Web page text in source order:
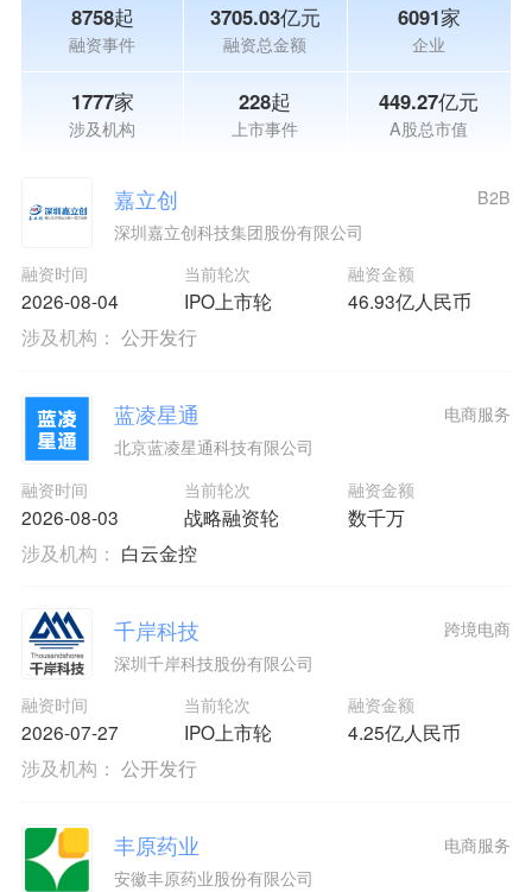
8758起
融资事件
3705.03亿元
融资总金额
6091家
企业
1777家
涉及机构
228起
上市事件
449.27亿元
A股总市值
嘉立创
深圳嘉立创科技集团股份有限公司
融资时间
2026-08-04
当前轮次
IPO上市轮
融资金额
46.93亿人民币
B2B
涉及机构： 公开发行
蓝凌星通
北京蓝凌星通科技有限公司
融资时间
2026-08-03
当前轮次
战略融资轮
融资金额
数千万
电商服务
涉及机构： 白云金控
千岸科技
深圳千岸科技股份有限公司
融资时间
2026-07-27
当前轮次
IPO上市轮
融资金额
4.25亿人民币
跨境电商
涉及机构： 公开发行
丰原药业
安徽丰原药业股份有限公司
电商服务